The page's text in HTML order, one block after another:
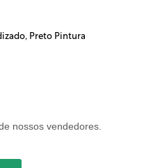
, Preto Pintura
nossos vendedores.